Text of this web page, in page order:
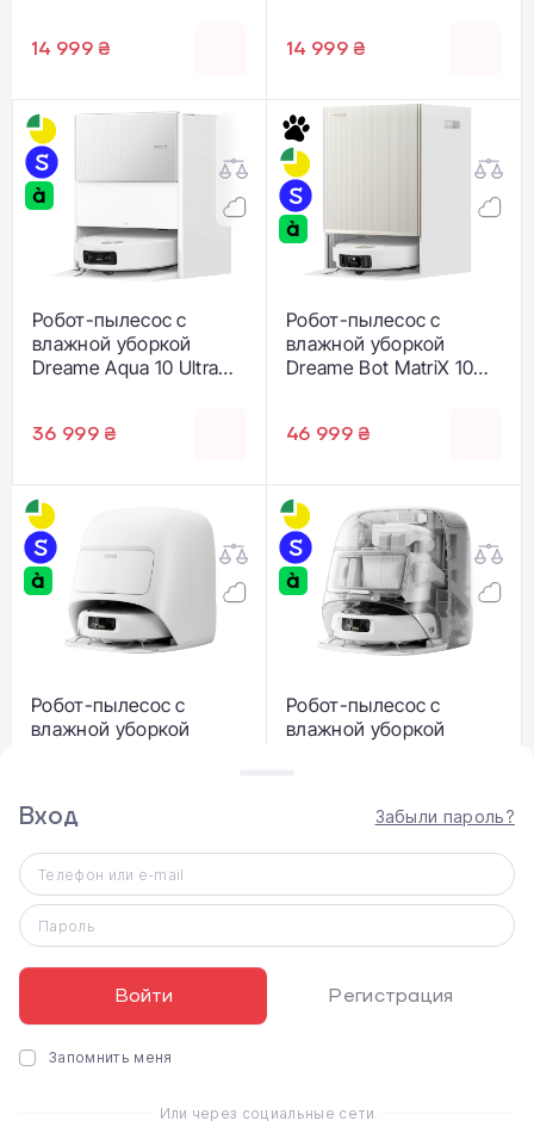
14 999 ₴
14 999 ₴
Робот-пылесос с
влажной уборкой
Dreame Aqua 10 Ultra
36 999 ₴
Робот-пылесос с
влажной уборкой
Dreame Bot MatriX 10
46 999 ₴
Робот-пылесос с
влажной уборкой
38 499 ₴
Робот-пылесос с
влажной уборкой
влажной уборкой
влажной уборкой
Вход Забыли пароль?
Телефон или e-mail
Пароль
Войти Регистрация
Запомнить меня
Или через социальные сети